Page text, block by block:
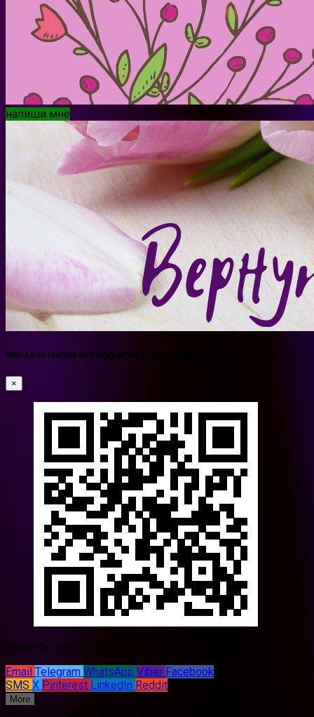
напиши мне
Мандала-марафон Раскрытие женственности
×
Share the link via:
Email Telegram WhatsApp Viber Facebook
SMS X Pinterest LinkedIn Reddit
More